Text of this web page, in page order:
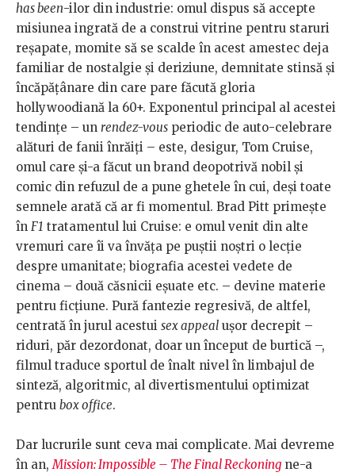
has been-ilor din industrie: omul dispus să accepte
misiunea ingrată de a construi vitrine pentru staruri
reșapate, momite să se scalde în acest amestec deja
familiar de nostalgie și deriziune, demnitate stinsă și
încăpățânare din care pare făcută gloria
hollywoodiană la 60+. Exponentul principal al acestei
tendințe – un rendez-vous periodic de auto-celebrare
alături de fanii înrăiți – este, desigur, Tom Cruise,
omul care și-a făcut un brand deopotrivă nobil și
comic din refuzul de a pune ghetele în cui, deși toate
semnele arată că ar fi momentul. Brad Pitt primește
în F1 tratamentul lui Cruise: e omul venit din alte
vremuri care îi va învăța pe puștii noștri o lecție
despre umanitate; biografia acestei vedete de
cinema – două căsnicii eșuate etc. – devine materie
pentru ficțiune. Pură fantezie regresivă, de altfel,
centrată în jurul acestui sex appeal ușor decrepit –
riduri, păr dezordonat, doar un început de burtică –,
filmul traduce sportul de înalt nivel în limbajul de
sinteză, algoritmic, al divertismentului optimizat
pentru box office.
Dar lucrurile sunt ceva mai complicate. Mai devreme
în an,Mission: Impossible – The Final Reckoning ne-a